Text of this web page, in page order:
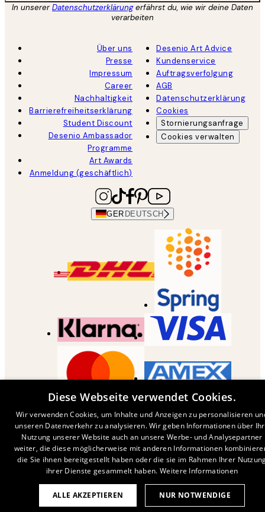
In unsererDatenschutzerklärungerfährst du, wie wir deine Daten
verarbeiten
Über uns
Presse
Impressum
Career
Nachhaltigkeit
Barrierefreiheitserklärung
Student Discount
Desenio Ambassador
Programme
Art Awards
Anmeldung (geschäftlich)
Desenio Art Advice
Kundenservice
Auftragsverfolgung
AGB
Datenschutzerklärung
Cookies
Stornierungsanfrage
Cookies verwalten
GER DEUTSCH
Diese Webseite verwendet Cookies.
Wir verwenden Cookies, um Inhalte und Anzeigen zu personalisieren
unseren Datenverkehr zu analysieren. Wir geben Informationen über
Nutzung unserer Website auch an unsere Werbe- und Analysepartner
weiter, die diese möglicherweise mit anderen Informationen
die Sie ihnen bereitgestellt haben oder die sie im Rahmen Ihrer
ihrer Dienste gesammelt haben. Weitere Informationen
ALLE AKZEPTIEREN NUR NOTWENDIGE